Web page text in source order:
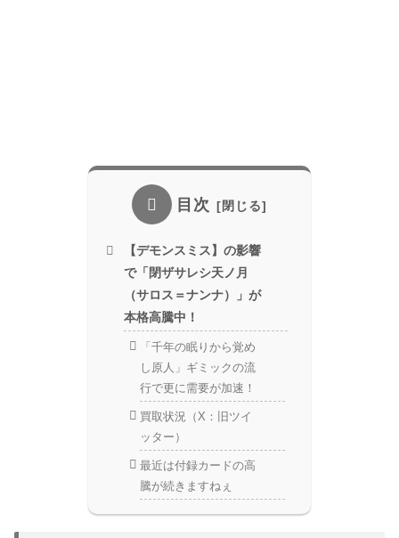
目次
【デモンスミス】の影響
で「閉ザサレシ天ノ月
（サロス＝ナンナ）」が
本格高騰中！
「千年の眠りから覚め
し原人」ギミックの流
行で更に需要が加速！
買取状況（X：旧ツイ
ッター）
最近は付録カードの高
騰が続きますねぇ